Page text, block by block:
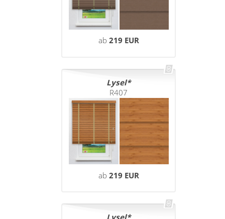
ab 219 EUR
Lysel
R407
ab 219 EUR
Lysel